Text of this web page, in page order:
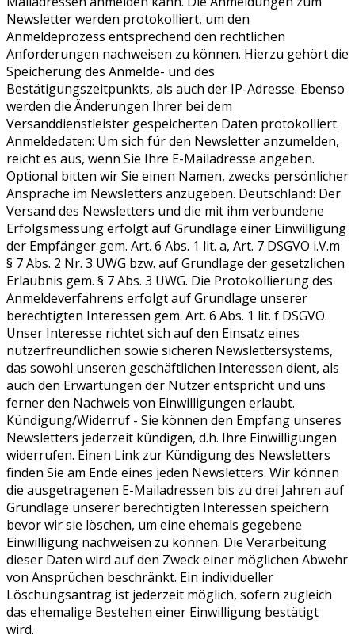
Newsletter werden protokolliert, um den
Anmeldeprozess entsprechend den rechtlichen
Anforderungen nachweisen zu können. Hierzu gehört die
Speicherung des Anmelde- und des
Bestätigungszeitpunkts, als auch der IP-Adresse. Ebenso
werden die Änderungen Ihrer bei dem
Versanddienstleister gespeicherten Daten protokolliert.
Anmeldedaten: Um sich für den Newsletter anzumelden,
reicht es aus, wenn Sie Ihre E-Mailadresse angeben.
Optional bitten wir Sie einen Namen, zwecks persönlicher
Ansprache im Newsletters anzugeben. Deutschland: Der
Versand des Newsletters und die mit ihm verbundene
Erfolgsmessung erfolgt auf Grundlage einer Einwilligung
der Empfänger gem. Art. 6 Abs. 1 lit. a, Art. 7 DSGVO i.V.m
§ 7 Abs. 2 Nr. 3 UWG bzw. auf Grundlage der gesetzlichen
Erlaubnis gem. § 7 Abs. 3 UWG. Die Protokollierung des
Anmeldeverfahrens erfolgt auf Grundlage unserer
berechtigten Interessen gem. Art. 6 Abs. 1 lit. f DSGVO.
Unser Interesse richtet sich auf den Einsatz eines
nutzerfreundlichen sowie sicheren Newslettersystems,
das sowohl unseren geschäftlichen Interessen dient, als
auch den Erwartungen der Nutzer entspricht und uns
ferner den Nachweis von Einwilligungen erlaubt.
Kündigung/Widerruf - Sie können den Empfang unseres
Newsletters jederzeit kündigen, d.h. Ihre Einwilligungen
widerrufen. Einen Link zur Kündigung des Newsletters
finden Sie am Ende eines jeden Newsletters. Wir können
die ausgetragenen E-Mailadressen bis zu drei Jahren auf
Grundlage unserer berechtigten Interessen speichern
bevor wir sie löschen, um eine ehemals gegebene
Einwilligung nachweisen zu können. Die Verarbeitung
dieser Daten wird auf den Zweck einer möglichen Abwehr
von Ansprüchen beschränkt. Ein individueller
Löschungsantrag ist jederzeit möglich, sofern zugleich
das ehemalige Bestehen einer Einwilligung bestätigt
wird.